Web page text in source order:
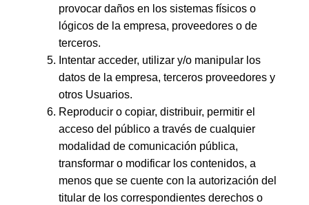
provocar daños en los sistemas físicos o
lógicos de la empresa, proveedores o de
terceros.
Intentar acceder, utilizar y/o manipular los
datos de la empresa, terceros proveedores y
otros Usuarios.
Reproducir o copiar, distribuir, permitir el
acceso del público a través de cualquier
modalidad de comunicación pública,
transformar o modificar los contenidos, a
menos que se cuente con la autorización del
titular de los correspondientes derechos o